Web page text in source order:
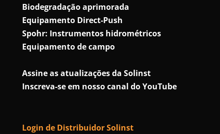
Biodegradação aprimorada
Equipamento Direct-Push
Spohr: Instrumentos hidrométricos
Equipamento de campo
Assine as atualizações da Solinst
Inscreva-se em nosso canal do YouTube
Login de Distribuidor Solinst